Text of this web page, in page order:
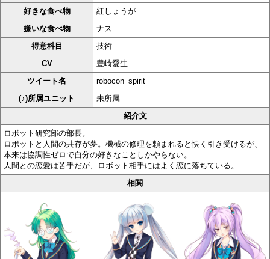
好きな食べ物
紅しょうが
嫌いな食べ物
ナス
得意科目
技術
CV
豊崎愛生
ツイート名
robocon_spirit
(♪)所属ユニット
未所属
紹介文
ロボット研究部の部長。
ロボットと人間の共存が夢。機械の修理を頼まれると快く引き受けるが、
本来は協調性ゼロで自分の好きなことしかやらない。
人間との恋愛は苦手だが、ロボット相手にはよく恋に落ちている。
相関